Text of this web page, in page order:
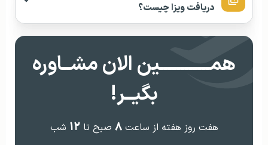
دریافت ویزا چیست؟
همــــــــــــین الان مشــاوره
بگیــر!
هفت روز هفته از ساعت۸ صبح تا۱۲ شب